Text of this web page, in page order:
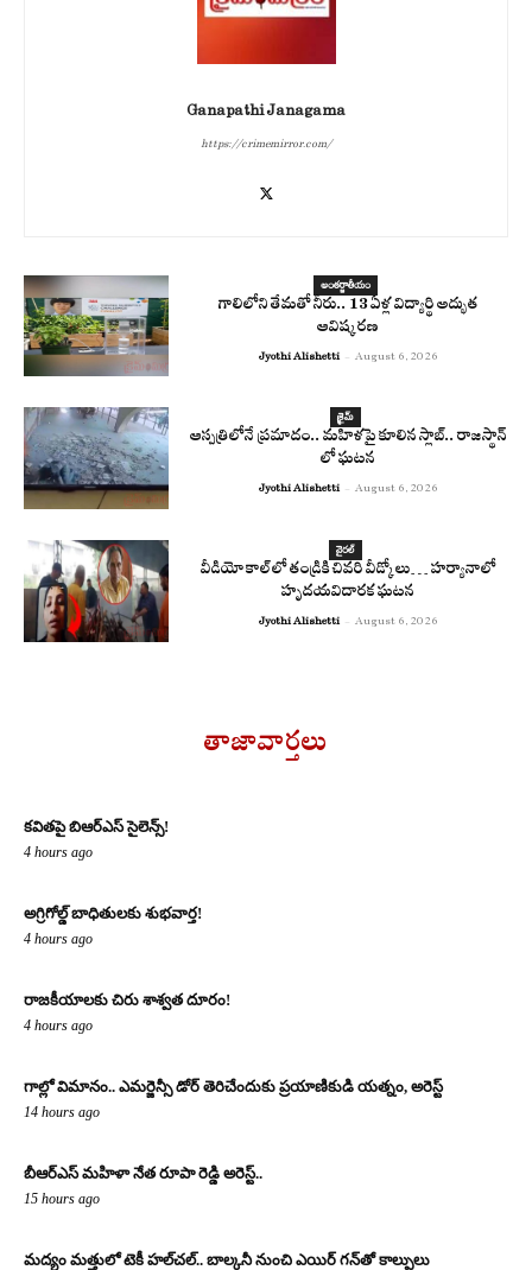
Ganapathi Janagama
https://crimemirror.com/
అంతర్జాతీయం
గాలిలోని తేమతో నీరు.. 13 ఏళ్ల విద్యార్థి అద్భుత
ఆవిష్కరణ
Jyothi Alishetti - August 6, 2026
క్రైమ్
ఆస్పత్రిలోనే ప్రమాదం.. మహిళపై కూలిన స్లాబ్‌.. రాజస్థాన్
లో ఘటన
Jyothi Alishetti - August 6, 2026
వైరల్
వీడియో కాల్‌లో తండ్రికి చివరి వీడ్కోలు… హర్యానాలో
హృదయవిదారక ఘటన
Jyothi Alishetti - August 6, 2026
తాజావార్తలు
కవితపై బిఆర్ఎస్ సైలెన్స్!
4 hours ago
అగ్రిగోల్డ్ బాధితులకు శుభవార్త!
4 hours ago
రాజకీయాలకు చిరు శాశ్వత దూరం!
4 hours ago
గాల్లో విమానం.. ఎమర్జెన్సీ డోర్ తెరిచేందుకు ప్రయాణికుడి యత్నం, అరెస్ట్
14 hours ago
బీఆర్ఎస్ మహిళా నేత రూపా రెడ్డి అరెస్ట్..
15 hours ago
మద్యం మత్తులో టెకీ హల్‌చల్.. బాల్కనీ నుంచి ఎయిర్ గన్‌తో కాల్పులు